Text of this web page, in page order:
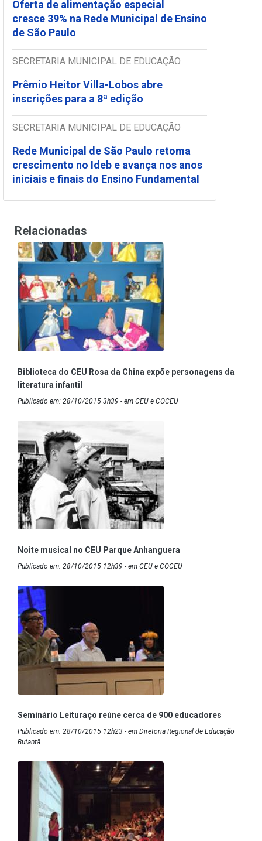
Oferta de alimentação especial
cresce 39% na Rede Municipal de Ensino
de São Paulo
SECRETARIA MUNICIPAL DE EDUCAÇÃO
Prêmio Heitor Villa-Lobos abre
inscrições para a 8ª edição
SECRETARIA MUNICIPAL DE EDUCAÇÃO
Rede Municipal de São Paulo retoma
crescimento no Ideb e avança nos anos
iniciais e finais do Ensino Fundamental
Relacionadas
Biblioteca do CEU Rosa da China expõe personagens da
literatura infantil
Publicado em: 28/10/2015 3h39 - em CEU e COCEU
Noite musical no CEU Parque Anhanguera
Publicado em: 28/10/2015 12h39 - em CEU e COCEU
Seminário Leituraço reúne cerca de 900 educadores
Publicado em: 28/10/2015 12h23 - em Diretoria Regional de Educação
Butantã